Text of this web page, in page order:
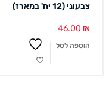
צבעוני (12 יח' במארז)
46.00 ₪
הוספה לסל